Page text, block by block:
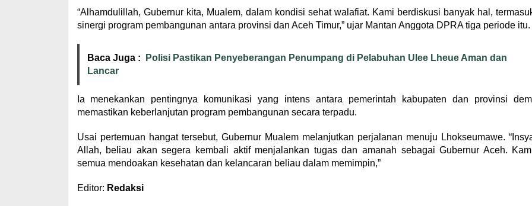
“Alhamdulillah, Gubernur kita, Mualem, dalam kondisi sehat walafiat. Kami berdiskusi banyak hal,
sinergi program pembangunan antara provinsi dan Aceh Timur,” ujar Mantan Anggota DPRA tiga periode itu.
Baca Juga :
Polisi Pastikan Penyeberangan Penumpang di Pelabuhan Ulee Lheue Aman dan
Lancar
Ia menekankan pentingnya komunikasi yang intens antara pemerintah kabupaten dan provinsi
memastikan keberlanjutan program pembangunan secara terpadu.
Usai pertemuan hangat tersebut, Gubernur Mualem melanjutkan perjalanan menuju Lhokseumawe.
Allah, beliau akan segera kembali aktif menjalankan tugas dan amanah sebagai Gubernur Aceh.
semua mendoakan kesehatan dan kelancaran beliau dalam memimpin,”
Editor: Redaksi